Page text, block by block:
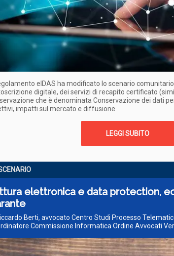
eIDAS ha modificato lo scenario
digitale, dei servizi di recapito certificato
che è denominata Conservazione dei dati
impatti sul mercato e diffusione
LEGGI SUBITO
elettronica e data protection,
Berti, avvocato Centro Studi Processo
Commissione Informatica Ordine Avvocati